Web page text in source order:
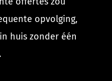
opvolging,
huis zonder één